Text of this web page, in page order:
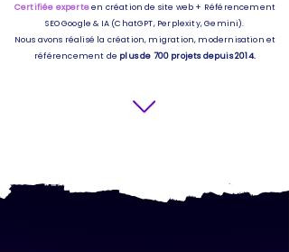
Certifiée experteen création de site web + Référencement
SEO Google & IA (ChatGPT, Perplexity, Gemini).
Nous avons réalisé la création, migration, modernisation et
référencement de plus de 700 projets depuis 2014.